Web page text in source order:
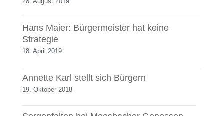
Hans Maier: Bürgermeister hat keine
Strategie
18. April 2019
Annette Karl stellt sich Bürgern
19. Oktober 2018